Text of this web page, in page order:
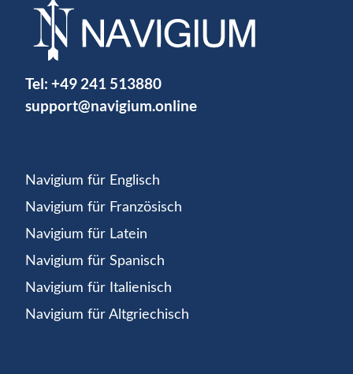
Tel: +49 241 513880
support@navigium.online
Navigium für Englisch
Navigium für Französisch
Navigium für Latein
Navigium für Spanisch
Navigium für Italienisch
Navigium für Altgriechisch